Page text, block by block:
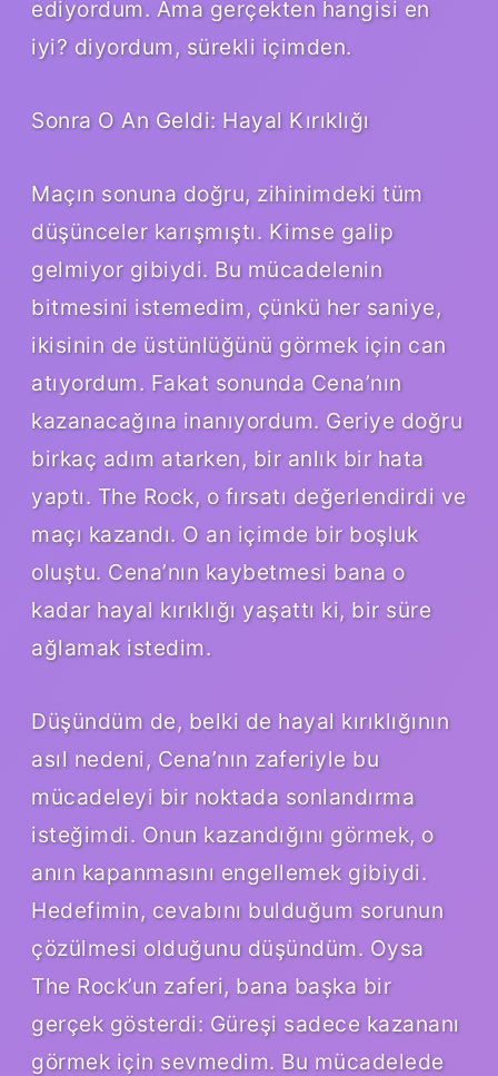
ediyordum. Ama gerçekten hangisi en
iyi? diyordum, sürekli içimden.
Sonra O An Geldi: Hayal Kırıklığı
Maçın sonuna doğru, zihinimdeki tüm
düşünceler karışmıştı. Kimse galip
gelmiyor gibiydi. Bu mücadelenin
bitmesini istemedim, çünkü her saniye,
ikisinin de üstünlüğünü görmek için can
atıyordum. Fakat sonunda Cena’nın
kazanacağına inanıyordum. Geriye doğru
birkaç adım atarken, bir anlık bir hata
yaptı. The Rock, o fırsatı değerlendirdi ve
maçı kazandı. O an içimde bir boşluk
oluştu. Cena’nın kaybetmesi bana o
kadar hayal kırıklığı yaşattı ki, bir süre
ağlamak istedim.
Düşündüm de, belki de hayal kırıklığının
asıl nedeni, Cena’nın zaferiyle bu
mücadeleyi bir noktada sonlandırma
isteğimdi. Onun kazandığını görmek, o
anın kapanmasını engellemek gibiydi.
Hedefimin, cevabını bulduğum sorunun
çözülmesi olduğunu düşündüm. Oysa
The Rock’un zaferi, bana başka bir
gerçek gösterdi: Güreşi sadece kazananı
görmek için sevmedim. Bu mücadelede